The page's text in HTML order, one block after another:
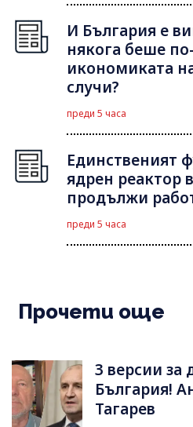
И България е
някога беше
икономиката
случи?
преди 5 часа
Единственият
ядрен реактор
продължи
преди 5 часа
Прочети още
3 версии за
България!
Тагарев